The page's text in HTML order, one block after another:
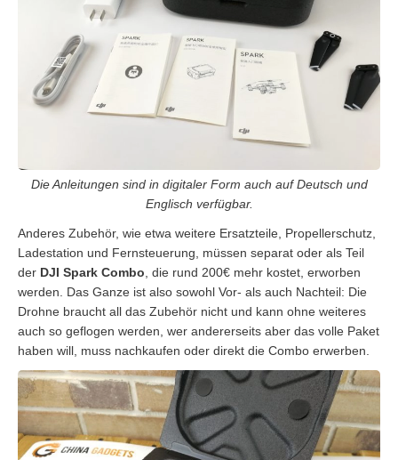
Die Anleitungen sind in digitaler Form auch auf Deutsch und
Englisch verfügbar.
Anderes Zubehör, wie etwa weitere Ersatzteile, Propellerschutz,
Ladestation und Fernsteuerung, müssen separat oder als Teil
der DJI Spark Combo , die rund 200€ mehr kostet, erworben
werden. Das Ganze ist also sowohl Vor- als auch Nachteil: Die
Drohne braucht all das Zubehör nicht und kann ohne weiteres
auch so geflogen werden, wer andererseits aber das volle Paket
haben will, muss nachkaufen oder direkt die Combo erwerben.